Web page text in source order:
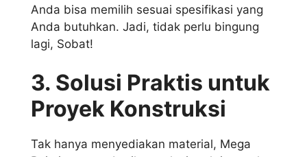
Anda bisa memilih sesuai spesifikasi yang
Anda butuhkan. Jadi, tidak perlu bingung
lagi, Sobat!
3. Solusi Praktis untuk
Proyek Konstruksi
Tak hanya menyediakan material, Mega